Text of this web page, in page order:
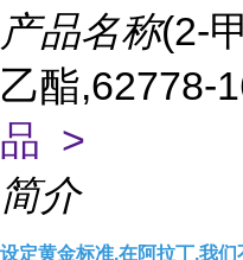
产品名称(2-
乙酯,62778-
品 >
简介
设定黄金标准,在阿拉丁,我们